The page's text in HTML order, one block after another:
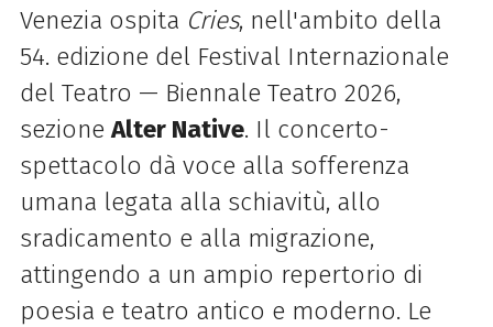
Venezia ospita Cries, nell'ambito della
54. edizione del Festival Internazionale
del Teatro — Biennale Teatro 2026,
sezioneAlter Native. Il concerto-
spettacolo dà voce alla sofferenza
umana legata alla schiavitù, allo
sradicamento e alla migrazione,
attingendo a un ampio repertorio di
poesia e teatro antico e moderno. Le